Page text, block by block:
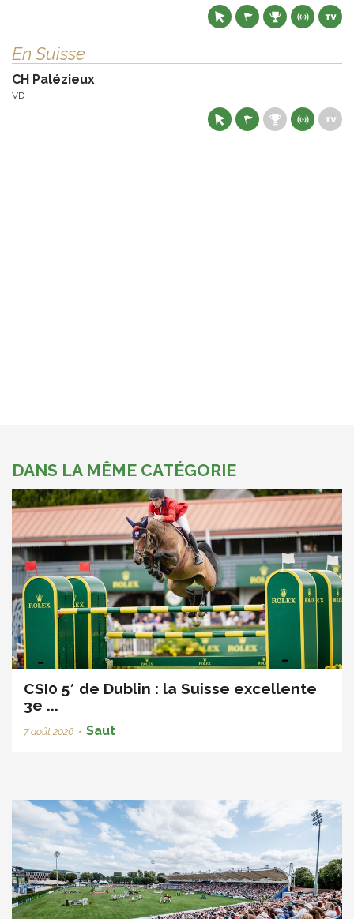
En Suisse
CH Palézieux
VD
DANS LA MÊME CATÉGORIE
CSI0 5* de Dublin : la Suisse excellente
3e ...
7 août 2026 • Saut